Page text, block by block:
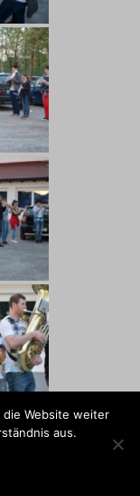
die Website weiter
aus.